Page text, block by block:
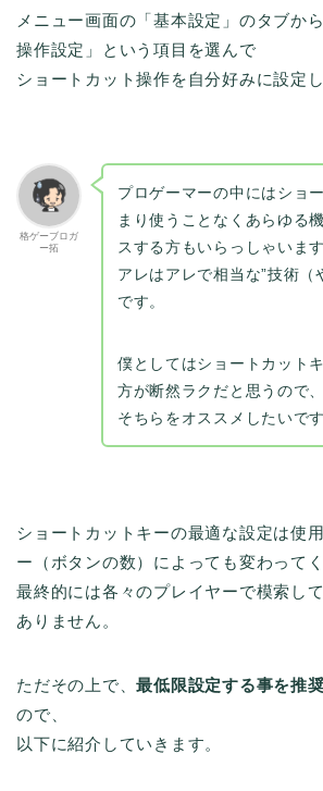
メニュー画面の「基本設定」のタブか
操作設定」という項目を選んで
ショートカット操作を自分好みに設定
格ゲーブロガ
ー拓
プロゲーマーの中にはショ
まり使うことなくあらゆる
スする方もいらっしゃいます
アレはアレで相当な”技術（
です。
僕としてはショートカット
方が断然ラクだと思うので、
そちらをオススメしたいです
ショートカットキーの最適な設定は使
ー（ボタンの数）によっても変わってく
最終的には各々のプレイヤーで模索し
ありません。
ただその上で、最低限設定する事を推
ので、
以下に紹介していきます。